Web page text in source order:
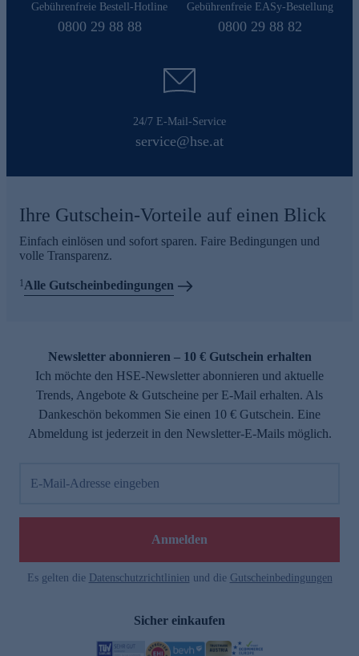
Gebührenfreie Bestell-Hotline
0800 29 88 88
Gebührenfreie EASy-Bestellung
0800 29 88 82
24/7 E-Mail-Service
service@hse.at
Ihre Gutschein-Vorteile auf einen Blick
Einfach einlösen und sofort sparen. Faire Bedingungen und
volle Transparenz.
1 Alle Gutscheinbedingungen
Newsletter abonnieren – 10 € Gutschein erhalten
Ich möchte den HSE-Newsletter abonnieren und aktuelle
Trends, Angebote & Gutscheine per E-Mail erhalten. Als
Dankeschön bekommen Sie einen 10 € Gutschein. Eine
Abmeldung ist jederzeit in den Newsletter-E-Mails möglich.
E-Mail-Adresse eingeben
Anmelden
Es gelten die Datenschutzrichtlinien und die Gutscheinbedingungen
Sicher einkaufen